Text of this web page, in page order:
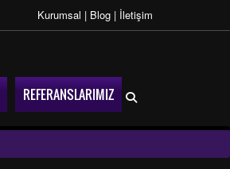
Kurumsal | Blog | İletişim
REFERANSLARIMIZ